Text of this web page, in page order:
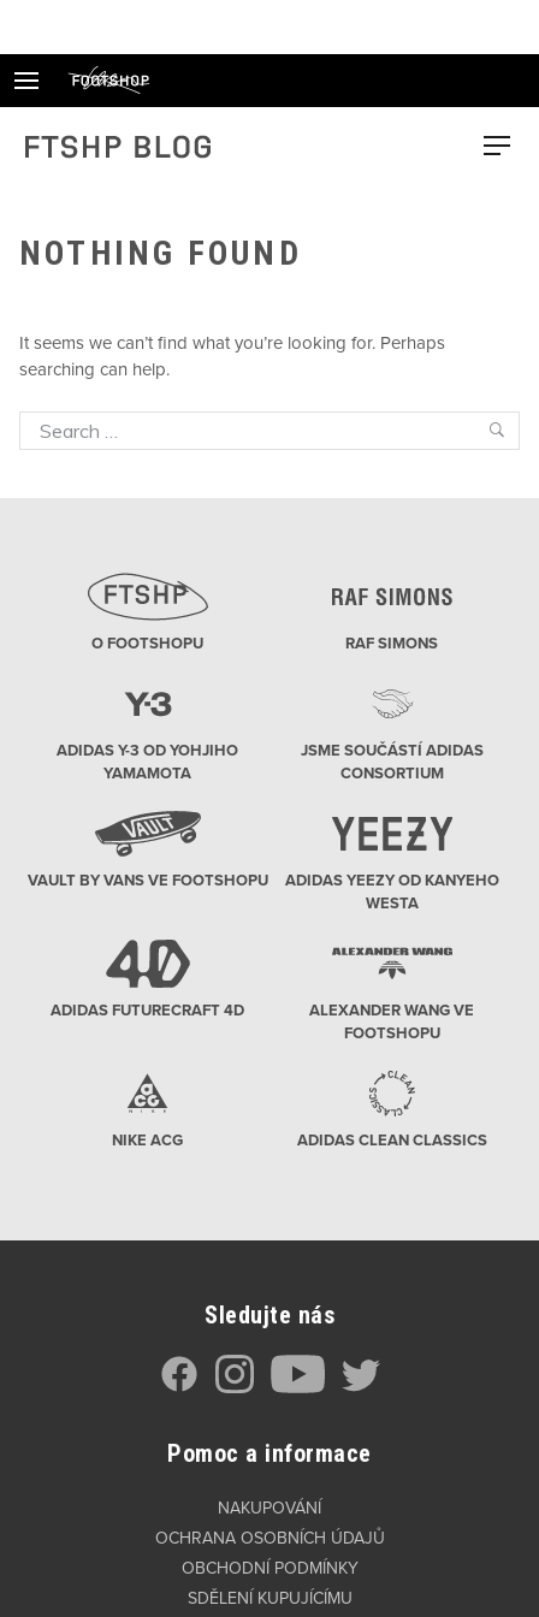
FTSHP blog Menu
NOTHING FOUND
It seems we can’t find what you’re looking for. Perhaps
searching can help.
Search
for:
O FOOTSHOPU RAF SIMONS
ADIDAS Y-3 OD YOHJIHO
YAMAMOTA
JSME SOUČÁSTÍ ADIDAS
CONSORTIUM
VAULT BY VANS VE FOOTSHOPU
ADIDAS YEEZY OD KANYEHO
WESTA
ADIDAS FUTURECRAFT 4D
ALEXANDER WANG VE
FOOTSHOPU
NIKE ACG ADIDAS CLEAN CLASSICS
Sledujte nás
Pomoc a informace
NAKUPOVÁNÍ
OCHRANA OSOBNÍCH ÚDAJŮ
OBCHODNÍ PODMÍNKY
SDĚLENÍ KUPUJÍCÍMU